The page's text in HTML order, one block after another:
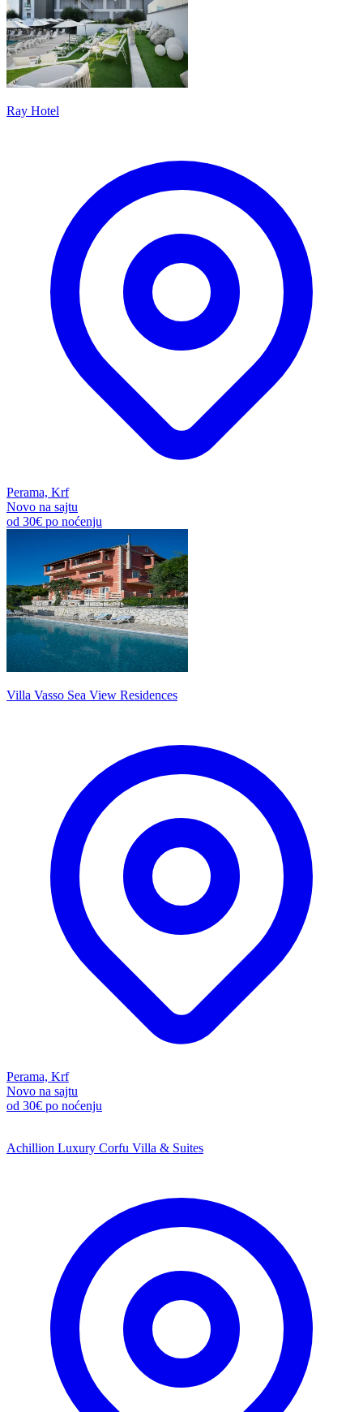
Ray Hotel
Perama, Krf
Novo na sajtu
od 30€ po noćenju
Villa Vasso Sea View Residences
Perama, Krf
Novo na sajtu
od 30€ po noćenju
Achillion Luxury Corfu Villa & Suites